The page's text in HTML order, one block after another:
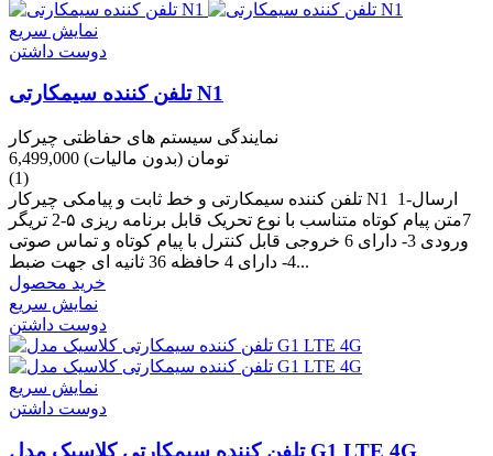
نمایش سریع
دوست داشتن
تلفن کننده سیمکارتی N1
نمایندگی سیستم های حفاظتی چیرکار
6,499,000 تومان (بدون مالیات)
(1)
تلفن کننده سیمکارتی و خط ثابت و پیامکی چیرکار N1 1-ارسال
7متن پیام کوتاه متناسب با نوع تحریک قابل برنامه ریزی ۵-2 تریگر
ورودی 3- دارای 6 خروجی قابل کنترل با پیام کوتاه و تماس صوتی
4- دارای 4 حافظه 36 ثانیه ای جهت ضبط...
خرید محصول
نمایش سریع
دوست داشتن
نمایش سریع
دوست داشتن
تلفن کننده سیمکارتی کلاسیک مدل G1 LTE 4G